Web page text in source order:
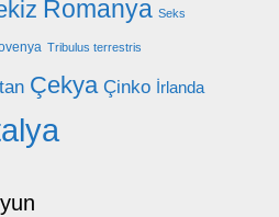
Romanya Seks
Tribulus terrestris
Çekya Çinko İrlanda